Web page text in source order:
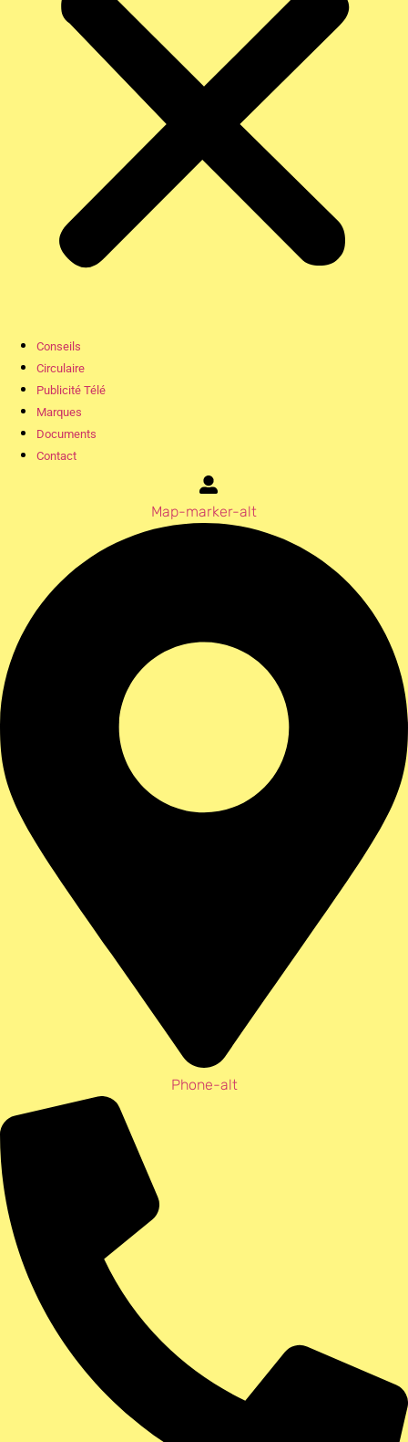
Conseils
Circulaire
Publicité Télé
Marques
Documents
Contact
Map-marker-alt
Phone-alt